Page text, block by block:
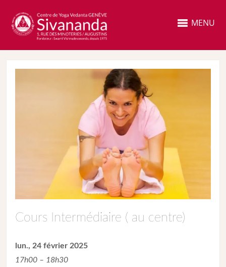
MENU
Cours Intermédiaire ( au centre)
lun., 24 février 2025
17h00 – 18h30